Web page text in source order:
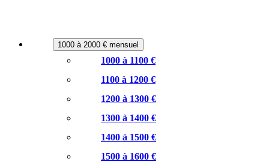
1000 à 2000 € mensuel
1000 à 1100 €
1100 à 1200 €
1200 à 1300 €
1300 à 1400 €
1400 à 1500 €
1500 à 1600 €